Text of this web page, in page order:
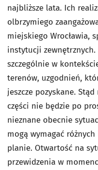
najbliższe lata. Ich
olbrzymiego
miejskiego Wrocławia,
instytucji
szczególnie w
terenów, uzgodnień,
jeszcze pozyskane.
części nie będzie po
nieznane obecnie
mogą wymagać
planie. Otwartość na
przewidzenia w